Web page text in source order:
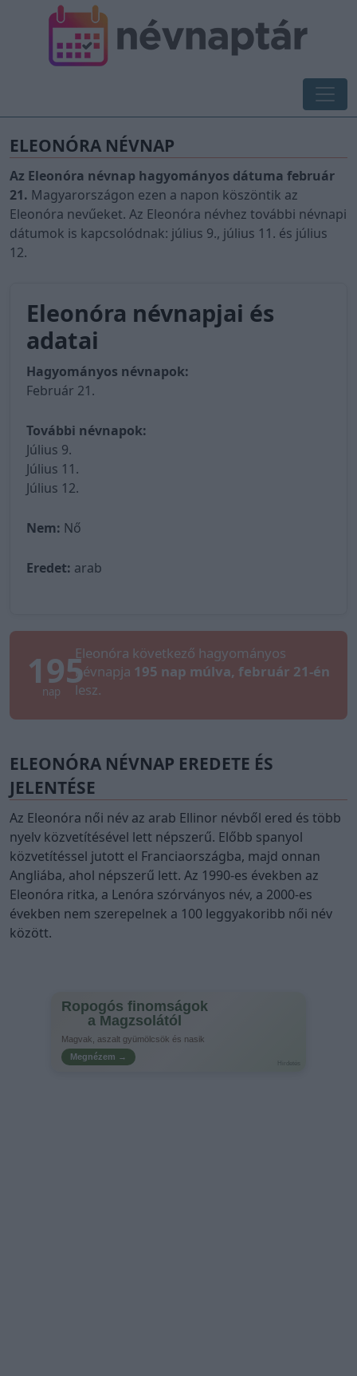
ELEONÓRA NÉVNAP
Az Eleonóra névnap hagyományos dátuma február
21. Magyarországon ezen a napon köszöntik az
Eleonóra nevűeket. Az Eleonóra névhez további névnapi
dátumok is kapcsolódnak: július 9., július 11. és július
12.
Eleonóra névnapjai és
adatai
Hagyományos névnapok:
Február 21.
További névnapok:
Július 9.
Július 11.
Július 12.
Nem: Nő
Eredet: arab
195
nap
Eleonóra következő hagyományos
névnapja 195 nap múlva, február 21-én
lesz.
ELEONÓRA NÉVNAP EREDETE ÉS
JELENTÉSE
Az Eleonóra női név az arab Ellinor névből ered és több
nyelv közvetítésével lett népszerű. Előbb spanyol
közvetítéssel jutott el Franciaországba, majd onnan
Angliába, ahol népszerű lett. Az 1990-es években az
Eleonóra ritka, a Lenóra szórványos név, a 2000-es
években nem szerepelnek a 100 leggyakoribb női név
között.
Ropogós finomságok
a Magzsolától
Magvak, aszalt gyümölcsök és nasik
Megnézem →